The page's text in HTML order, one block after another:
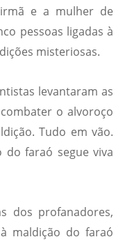
e a mulher de
pessoas ligadas à
misteriosas.
levantaram as
o alvoroço
Tudo em vão.
do faraó segue viva
dos profanadores,
maldição do faraó